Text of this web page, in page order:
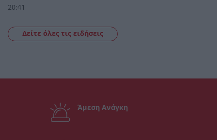
20:41
Δείτε όλες τις ειδήσεις
Άμεση Ανάγκη